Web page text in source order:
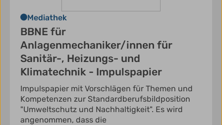
Mediathek
BBNE für
Anlagenmechaniker/innen für
Sanitär-, Heizungs- und
Klimatechnik - Impulspapier
Impulspapier mit Vorschlägen für Themen und
Kompetenzen zur Standardberufsbildposition
"Umweltschutz und Nachhaltigkeit". Es wird
angenommen, dass die